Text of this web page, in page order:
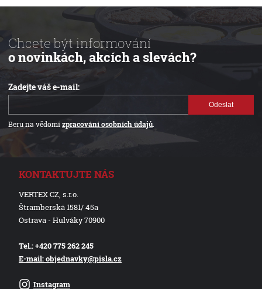
Chcete být informování
o novinkách, akcích a slevách?
Zadejte váš e-mail:
Odeslat
Beru na vědomízpracování osobních údajů.
KONTAKTUJTE NÁS
VERTEX CZ, s.r.o.
Štramberská 1581/ 45a
Ostrava - Hulváky 70900
Tel.: +420 775 262 245
E-mail: objednavky@pisla.cz
Instagram